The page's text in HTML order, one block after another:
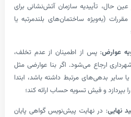
سازمان آتش‌نشانی برای
ساختمان‌های بلندمرتبه یا
از اطمینان از عدم تخلف،
اگر بنا عوارضی مثل
مرتبط داشته باشد، ابتدا
تسویه حساب ارائه کند؛
پیش‌نویس گواهی پایان